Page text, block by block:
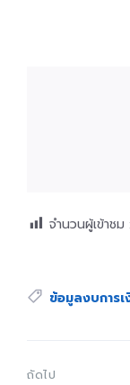
จำนวนผู้เข้าชม :
Tags:
ข้อมูลงบการเ
ถัดไป